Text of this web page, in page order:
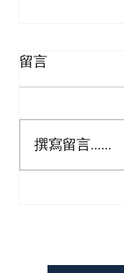
留言
撰寫留言......